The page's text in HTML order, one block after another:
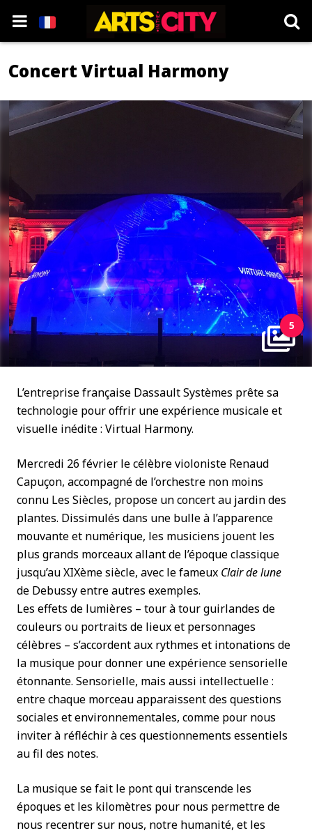
Concert Virtual Harmony
5
L’entreprise française Dassault Systèmes prête sa
technologie pour offrir une expérience musicale et
visuelle inédite : Virtual Harmony.
Mercredi 26 février le célèbre violoniste Renaud
Capuçon, accompagné de l’orchestre non moins
connu Les Siècles, propose un concert au jardin des
plantes. Dissimulés dans une bulle à l’apparence
mouvante et numérique, les musiciens jouent les
plus grands morceaux allant de l’époque classique
jusqu’au XIXème siècle, avec le fameux Clair de lune
de Debussy entre autres exemples.
Les effets de lumières – tour à tour guirlandes de
couleurs ou portraits de lieux et personnages
célèbres – s’accordent aux rythmes et intonations de
la musique pour donner une expérience sensorielle
étonnante. Sensorielle, mais aussi intellectuelle :
entre chaque morceau apparaissent des questions
sociales et environnementales, comme pour nous
inviter à réfléchir à ces questionnements essentiels
au fil des notes.
La musique se fait le pont qui transcende les
époques et les kilomètres pour nous permettre de
nous recentrer sur nous, notre humanité, et les